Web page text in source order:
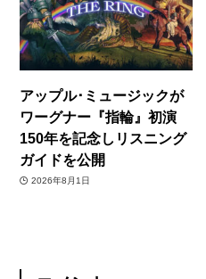
アップル･ミュージックが
ワーグナー『指輪』初演
150年を記念しリスニング
ガイドを公開
2026年8月1日